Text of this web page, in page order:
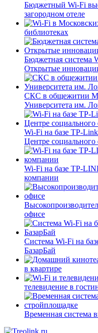
Бюджетный Wi-Fi
загородном отеле
библиотеках
Бюджетная система
Открытые
СКС в общежитии
Университета им.
Wi-Fi на базе TP-
Центре
Wi-Fi на базе TP-
компании
офисе
Система Wi-Fi на
БазарБай
в квартире
телевидение в
Временная система